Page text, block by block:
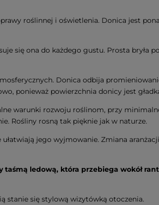
roślinnej i oświetlenia. Donica jest
się ona do każdego gustu. Prosta bryła
Donica odbija
ponieważ powierzchnia donicy jest
warunki rozwoju roślinom, przy
Rośliny rosną tak pięknie jak w naturze.
ułatwiają jego wyjmowanie. Zmiana
taśmą ledową, która przebiega wokół
stanie się stylową wizytówką otoczenia.